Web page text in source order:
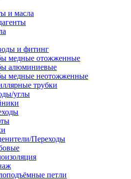
и масла
и фитинг
медные отожженные
алюминиевые
медные неотожженные
трубки
углы
Переходы
петли